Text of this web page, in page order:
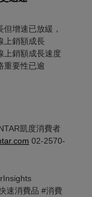
增速已放緩，
上銷額成長
上銷額成長速度
重要性已逾
凱度消費者
02-2570-
速消費品 #消費